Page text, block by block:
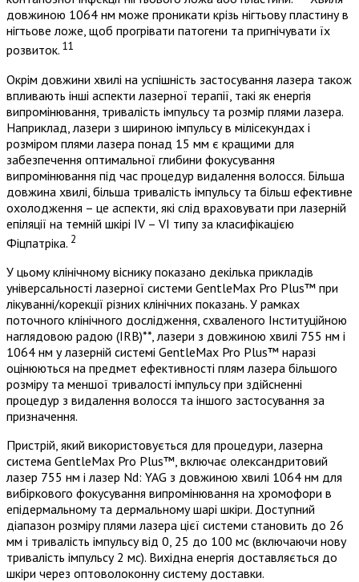
довжиною 1064 нм може проникати крізь нігтьову пластину в
нігтьове ложе, щоб прогрівати патогени та пригнічувати їх
розвиток. 11
Окрім довжини хвилі на успішність застосування лазера також
впливають інші аспекти лазерної терапії, такі як енергія
випромінювання, тривалість імпульсу та розмір плями лазера.
Наприклад, лазери з шириною імпульсу в мілісекундах і
розміром плями лазера понад 15 мм є кращими для
забезпечення оптимальної глибини фокусування
випромінювання під час процедур видалення волосся. Більша
довжина хвилі, більша тривалість імпульсу та більш ефективне
охолодження – це аспекти, які слід враховувати при лазерній
епіляції на темній шкірі IV – VI типу за класифікацією
Фіцпатріка. 2
У цьому клінічному віснику показано декілька прикладів
універсальності лазерної системи GentleMax Pro Plus™ при
лікуванні/корекції різних клінічних показань. У рамках
поточного клінічного дослідження, схваленого Інституційною
наглядовою радою (IRB)**, лазери з довжиною хвилі 755 нм і
1064 нм у лазерній системі GentleMax Pro Plus™ наразі
оцінюються на предмет ефективності плям лазера більшого
розміру та меншої тривалості імпульсу при здійсненні
процедур з видалення волосся та іншого застосування за
призначення.
Пристрій, який використовується для процедури, лазерна
система GentleMax Pro Plus™, включає олександритовий
лазер 755 нм і лазер Nd: YAG з довжиною хвилі 1064 нм для
вибіркового фокусування випромінювання на хромофори в
епідермальному та дермальному шарі шкіри. Доступний
діапазон розміру плями лазера цієї системи становить до 26
мм і тривалість імпульсу від 0, 25 до 100 мс (включаючи нову
тривалість імпульсу 2 мс). Вихідна енергія доставляється до
шкіри через оптоволоконну систему доставки.